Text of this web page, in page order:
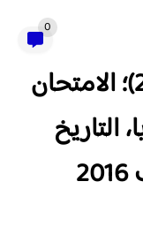
0
الإنجاز النموذجي (20/20)؛ الامتحان
التاريخ